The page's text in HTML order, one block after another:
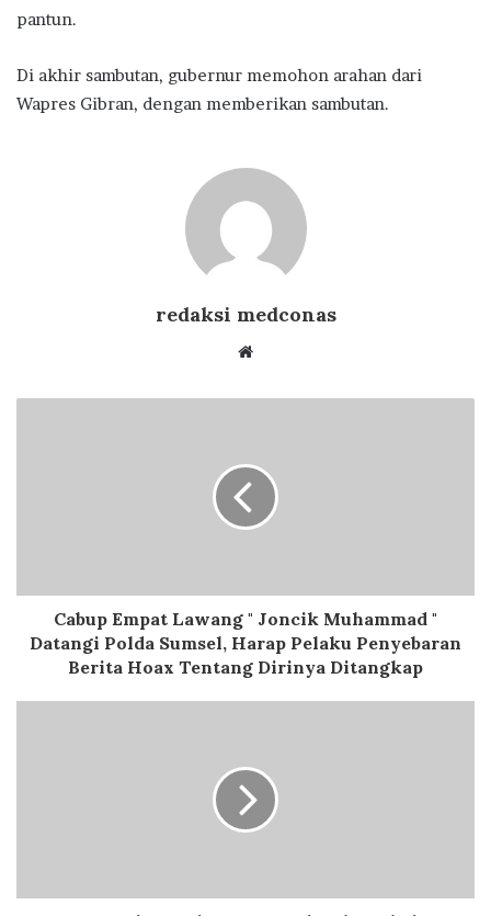
pantun.
Di akhir sambutan, gubernur memohon arahan dari
Wapres Gibran, dengan memberikan sambutan.
redaksi medconas
Website
Cabup Empat Lawang " Joncik Muhammad "
Datangi Polda Sumsel, Harap Pelaku Penyebaran
Berita Hoax Tentang Dirinya Ditangkap